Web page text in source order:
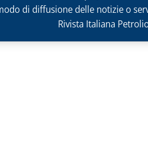
di diffusione delle notizie o
Rivista Italiana